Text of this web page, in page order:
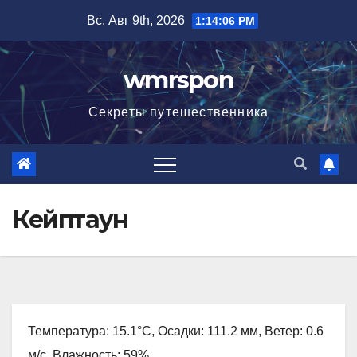
содержимому
Вс. Авг 9th, 2026 1:14:07 PM
wmrspon
Секреты путешественника
Кейптаун
Температура: 15.1°C, Осадки: 111.2 мм, Ветер: 0.6